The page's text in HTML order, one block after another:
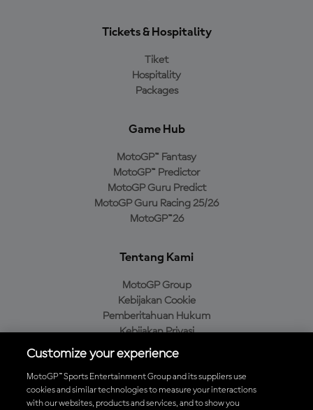
Tickets & Hospitality
Tiket
Hospitality
Packages
Game Hub
MotoGP™ Fantasy
MotoGP™ Predictor
MotoGP Guru Predict
MotoGP Guru Racing 25/26
MotoGP™26
Tentang Kami
MotoGP Group
Kebijakan Cookie
Pemberitahuan Hukum
Kebijakan Privasi
Kebijakan Pembelian
Unduh Aplikasi Resmi MotoGP™
Customize your experience
MotoGP™ Sports Entertainment Group and its suppliers use
cookies and similar technologies to measure your interactions
with our websites, products and services, and to show you